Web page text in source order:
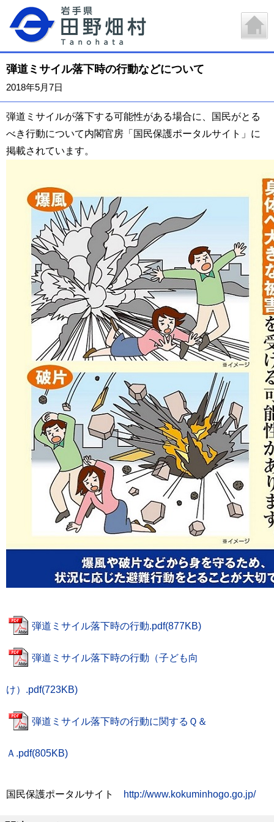
弾道ミサイル落下時の行動などについて
2018年5月7日
弾道ミサイルが落下する可能性がある場合に、国民がとる
べき行動について内閣官房「国民保護ポータルサイト」に
掲載されています。
弾道ミサイル落下時の行動.pdf(877KB)
弾道ミサイル落下時の行動（子ども向
け）.pdf(723KB)
弾道ミサイル落下時の行動に関するＱ＆
Ａ.pdf(805KB)
国民保護ポータルサイト http://www.kokuminhogo.go.jp/